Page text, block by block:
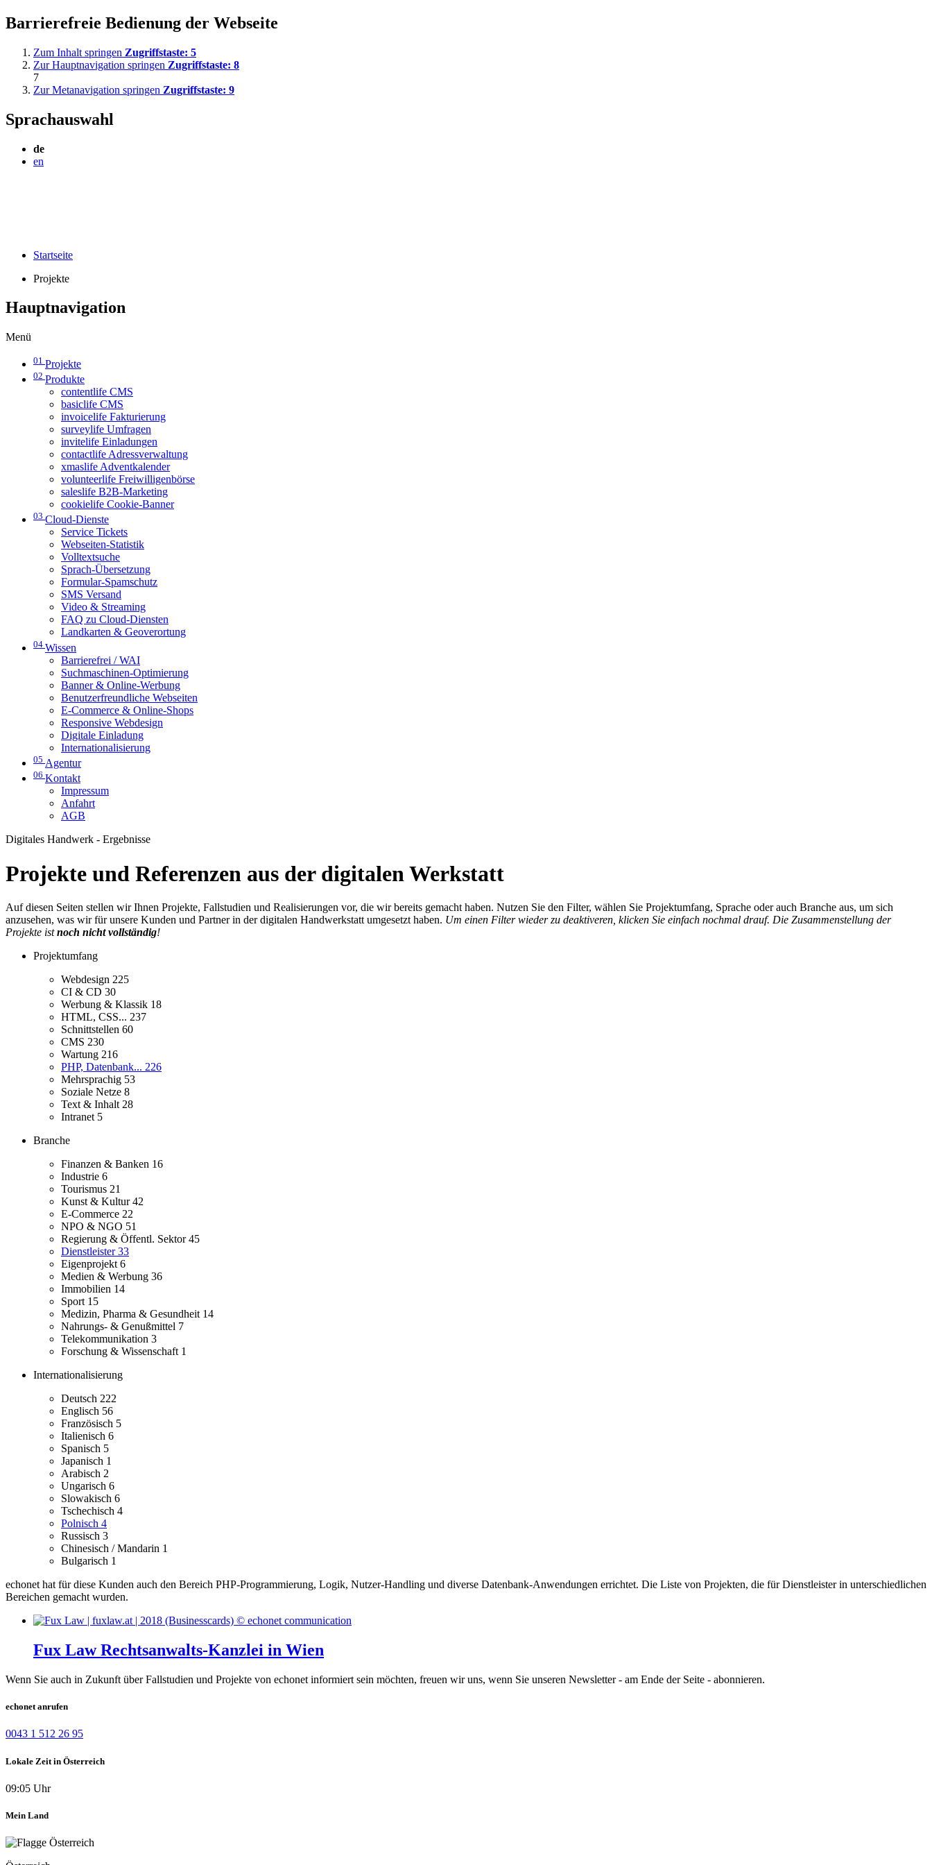
Barrierefreie Bedienung der Webseite
Zum Inhalt springen Zugriffstaste: 5
Zur Hauptnavigation springen Zugriffstaste: 8
7
Zur Metanavigation springen Zugriffstaste: 9
Sprachauswahl
de
en
Startseite
Projekte
Hauptnavigation
Menü
01 Projekte
02 Produkte
contentlife CMS
basiclife CMS
invoicelife Fakturierung
surveylife Umfragen
invitelife Einladungen
contactlife Adressverwaltung
xmaslife Adventkalender
volunteerlife Freiwilligenbörse
saleslife B2B-Marketing
cookielife Cookie-Banner
03 Cloud-Dienste
Service Tickets
Webseiten-Statistik
Volltextsuche
Sprach-Übersetzung
Formular-Spamschutz
SMS Versand
Video & Streaming
FAQ zu Cloud-Diensten
Landkarten & Geoverortung
04 Wissen
Barrierefrei / WAI
Suchmaschinen-Optimierung
Banner & Online-Werbung
Benutzerfreundliche Webseiten
E-Commerce & Online-Shops
Responsive Webdesign
Digitale Einladung
Internationalisierung
05 Agentur
06 Kontakt
Impressum
Anfahrt
AGB
Digitales Handwerk - Ergebnisse
Projekte und Referenzen aus der digitalen Werkstatt
Auf diesen Seiten stellen wir Ihnen Projekte, Fallstudien und Realisierungen vor, die wir bereits gemacht haben. Nutzen Sie den Filter, wählen Sie Projektumfang, Sprache oder auch Branche aus, um sich
anzusehen, was wir für unsere Kunden und Partner in der digitalen Handwerkstatt umgesetzt haben. Um einen Filter wieder zu deaktiveren, klicken Sie einfach nochmal drauf. Die Zusammenstellung der
Projekte istnoch nicht vollständig!
Projektumfang
Webdesign 225
CI & CD 30
Werbung & Klassik 18
HTML, CSS... 237
Schnittstellen 60
CMS 230
Wartung 216
PHP, Datenbank... 226
Mehrsprachig 53
Soziale Netze 8
Text & Inhalt 28
Intranet 5
Branche
Finanzen & Banken 16
Industrie 6
Tourismus 21
Kunst & Kultur42
E-Commerce 22
NPO & NGO 51
Regierung & Öffentl. Sektor45
Dienstleister33
Eigenprojekt 6
Medien & Werbung 36
Immobilien 14
Sport 15
Medizin, Pharma & Gesundheit 14
Nahrungs- & Genußmittel 7
Telekommunikation 3
Forschung & Wissenschaft 1
Internationalisierung
Deutsch 222
Englisch 56
Französisch 5
Italienisch 6
Spanisch 5
Japanisch 1
Arabisch 2
Ungarisch 6
Slowakisch 6
Tschechisch 4
Polnisch 4
Russisch 3
Chinesisch / Mandarin 1
Bulgarisch 1
echonet hat für diese Kunden auch den Bereich PHP-Programmierung, Logik, Nutzer-Handling und diverse Datenbank-Anwendungen errichtet. Die Liste von Projekten, die für Dienstleister in unterschiedlichen
Bereichen gemacht wurden.
Fux Law Rechtsanwalts-Kanzlei in Wien
Wenn Sie auch in Zukunft über Fallstudien und Projekte von echonet informiert sein möchten, freuen wir uns, wenn Sie unseren Newsletter - am Ende der Seite - abonnieren.
echonet anrufen
0043 1 512 26 95
Lokale Zeit in Österreich
09:05 Uhr
Mein Land